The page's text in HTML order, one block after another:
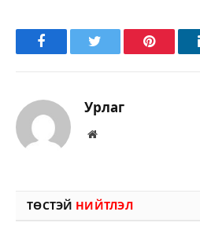
FacebookTwitter Pinterest
Урлаг
Вэбсайт
ТӨСТЭЙ НИЙТЛЭЛ